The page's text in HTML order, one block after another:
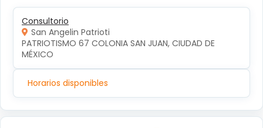
Consultorio
San Angelin Patrioti
PATRIOTISMO 67 COLONIA SAN JUAN, CIUDAD DE
MÉXICO
Horarios disponibles